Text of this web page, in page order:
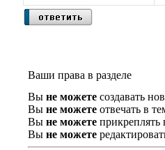
Ваши права в разделе
Вы не можете создавать
Вы не можете отвечать в
Вы не можете прикреплять
Вы не можете